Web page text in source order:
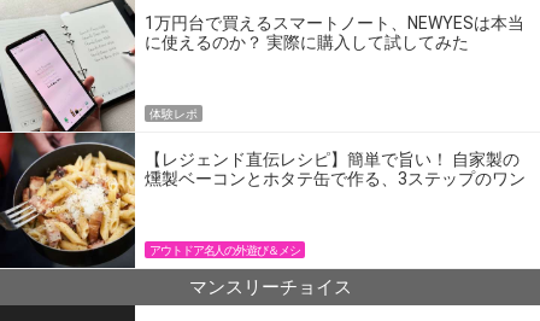
1万円台で買えるスマートノート、NEWYESは本当
に使えるのか？ 実際に購入して試してみた
体験レポ
【レジェンド直伝レシピ】簡単で旨い！ 自家製の
燻製ベーコンとホタテ缶で作る、3ステップのワン
アウトドア名人の外遊び＆メシ
マンスリーチョイス